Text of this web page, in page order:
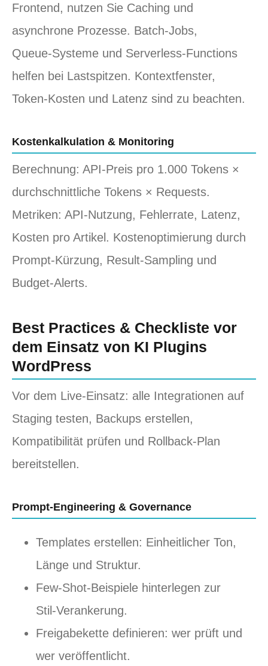
Frontend, nutzen Sie Caching und
asynchrone Prozesse. Batch‑Jobs,
Queue‑Systeme und Serverless‑Functions
helfen bei Lastspitzen. Kontextfenster,
Token‑Kosten und Latenz sind zu beachten.
Kostenkalkulation & Monitoring
Berechnung: API‑Preis pro 1.000 Tokens ×
durchschnittliche Tokens × Requests.
Metriken: API‑Nutzung, Fehlerrate, Latenz,
Kosten pro Artikel. Kostenoptimierung durch
Prompt‑Kürzung, Result‑Sampling und
Budget‑Alerts.
Best Practices & Checkliste vor
dem Einsatz von KI Plugins
WordPress
Vor dem Live‑Einsatz: alle Integrationen auf
Staging testen, Backups erstellen,
Kompatibilität prüfen und Rollback‑Plan
bereitstellen.
Prompt‑Engineering & Governance
Templates erstellen: Einheitlicher Ton,
Länge und Struktur.
Few‑Shot‑Beispiele hinterlegen zur
Stil‑Verankerung.
Freigabekette definieren: wer prüft und
wer veröffentlicht.